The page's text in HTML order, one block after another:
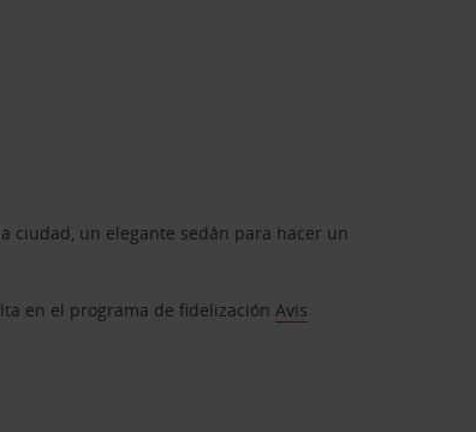
ciudad, un elegante sedán para hacer un
en el programa de fidelizaciónAvis